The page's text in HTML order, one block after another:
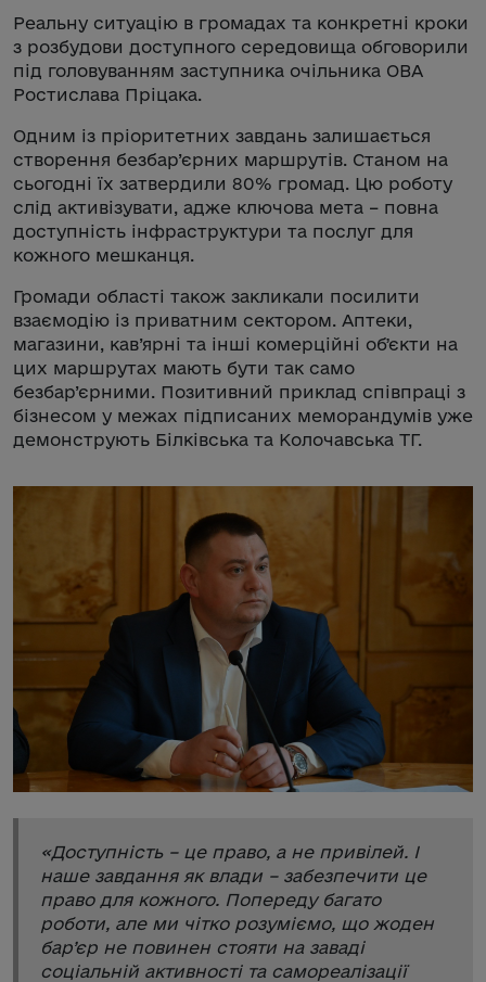
Реальну ситуацію в громадах та конкретні кроки
з розбудови доступного середовища обговорили
під головуванням заступника очільника ОВА
Ростислава Пріцака.
Одним із пріоритетних завдань залишається
створення безбар’єрних маршрутів. Станом на
сьогодні їх затвердили 80% громад. Цю роботу
слід активізувати, адже ключова мета – повна
доступність інфраструктури та послуг для
кожного мешканця.
Громади області також закликали посилити
взаємодію із приватним сектором. Аптеки,
магазини, кав’ярні та інші комерційні обʼєкти на
цих маршрутах мають бути так само
безбар’єрними. Позитивний приклад співпраці з
бізнесом у межах підписаних меморандумів уже
демонструють Білківська та Колочавська ТГ.
«Доступність – це право, а не привілей. І
наше завдання як влади – забезпечити це
право для кожного. Попереду багато
роботи, але ми чітко розуміємо, що жоден
бар’єр не повинен стояти на заваді
соціальній активності та самореалізації